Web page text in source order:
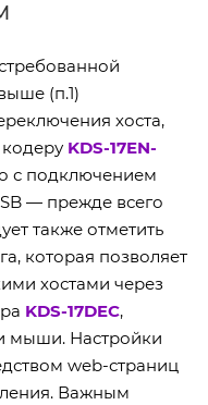
(п.1)
хоста,
KDS-17EN-
с подключением
— прежде всего
также отметить
которая позволяет
хостами через
KDS-17DEC,
мыши. Настройки
web-страниц
Важным